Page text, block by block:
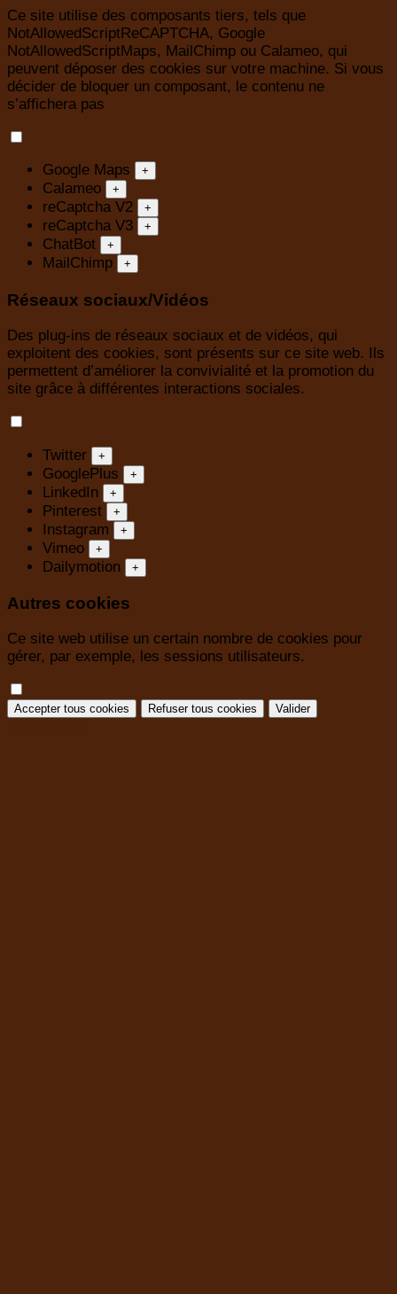
Ce site utilise des composants tiers, tels que
NotAllowedScriptReCAPTCHA, Google
NotAllowedScriptMaps, MailChimp ou Calameo, qui
peuvent déposer des cookies sur votre machine. Si vous
décider de bloquer un composant, le contenu ne
s’affichera pas
Google Maps +
Calameo +
reCaptcha V2 +
reCaptcha V3 +
ChatBot +
MailChimp +
Réseaux sociaux/Vidéos
Des plug-ins de réseaux sociaux et de vidéos, qui
exploitent des cookies, sont présents sur ce site web. Ils
permettent d’améliorer la convivialité et la promotion du
site grâce à différentes interactions sociales.
Twitter +
GooglePlus +
LinkedIn +
Pinterest +
Instagram +
Vimeo +
Dailymotion +
Autres cookies
Ce site web utilise un certain nombre de cookies pour
gérer, par exemple, les sessions utilisateurs.
Accepter tous cookies Refuser tous cookies Valider